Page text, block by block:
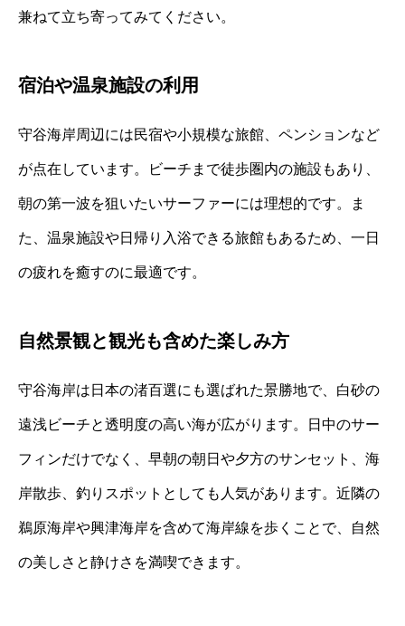
兼ねて立ち寄ってみてください。
宿泊や温泉施設の利用
守谷海岸周辺には民宿や小規模な旅館、ペンションなど
が点在しています。ビーチまで徒歩圏内の施設もあり、
朝の第一波を狙いたいサーファーには理想的です。ま
た、温泉施設や日帰り入浴できる旅館もあるため、一日
の疲れを癒すのに最適です。
自然景観と観光も含めた楽しみ方
守谷海岸は日本の渚百選にも選ばれた景勝地で、白砂の
遠浅ビーチと透明度の高い海が広がります。日中のサー
フィンだけでなく、早朝の朝日や夕方のサンセット、海
岸散歩、釣りスポットとしても人気があります。近隣の
鵜原海岸や興津海岸を含めて海岸線を歩くことで、自然
の美しさと静けさを満喫できます。